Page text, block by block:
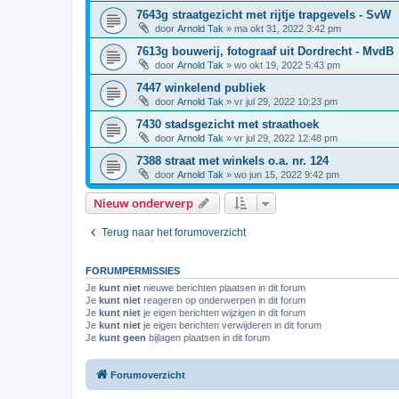
7643g straatgezicht met rijtje trapgevels - SvW
door Arnold Tak » ma okt 31, 2022 3:42 pm
7613g bouwerij, fotograaf uit Dordrecht - MvdB
door Arnold Tak » wo okt 19, 2022 5:43 pm
7447 winkelend publiek
door Arnold Tak » vr jul 29, 2022 10:23 pm
7430 stadsgezicht met straathoek
door Arnold Tak » vr jul 29, 2022 12:48 pm
7388 straat met winkels o.a. nr. 124
door Arnold Tak » wo jun 15, 2022 9:42 pm
Nieuw onderwerp
Terug naar het forumoverzicht
FORUMPERMISSIES
Je kunt niet nieuwe berichten plaatsen in dit forum
Je kunt niet reageren op onderwerpen in dit forum
Je kunt niet je eigen berichten wijzigen in dit forum
Je kunt niet je eigen berichten verwijderen in dit forum
Je kunt geen bijlagen plaatsen in dit forum
Forumoverzicht